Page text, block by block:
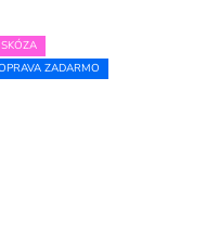
ZADARMO